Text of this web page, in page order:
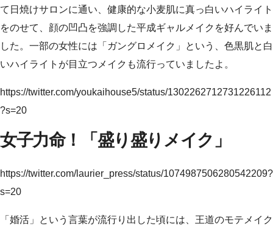
て日焼けサロンに通い、健康的な小麦肌に真っ白いハイライト
をのせて、顔の凹凸を強調した平成ギャルメイクを好んでいま
した。一部の女性には「ガングロメイク」という、色黒肌と白
いハイライトが目立つメイクも流行っていましたよ。
https://twitter.com/youkaihouse5/status/1302262712731226112
?s=20
女子力命！「盛り盛りメイク」
https://twitter.com/laurier_press/status/1074987506280542209?
s=20
「婚活」という言葉が流行り出した頃には、王道のモテメイク